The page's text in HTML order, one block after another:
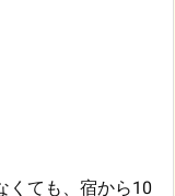
くても、宿から10